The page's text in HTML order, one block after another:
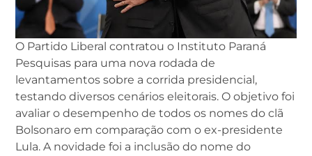
O Partido Liberal contratou o Instituto Paraná
Pesquisas para uma nova rodada de
levantamentos sobre a corrida presidencial,
testando diversos cenários eleitorais. O objetivo foi
avaliar o desempenho de todos os nomes do clã
Bolsonaro em comparação com o ex-presidente
Lula. A novidade foi a inclusão do nome do